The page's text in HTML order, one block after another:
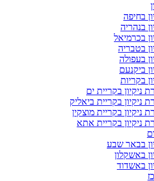
בחיפה
בנהריה
בכרמיאל
בטבריה
בעפולה
ביקנעם
בקריות
ניקיון בקריית ים
ניקיון בקריית ביאליק
ניקיון בקריית מוצקין
ניקיון בקריית אתא
בבאר שבע
באשקלון
באשדוד